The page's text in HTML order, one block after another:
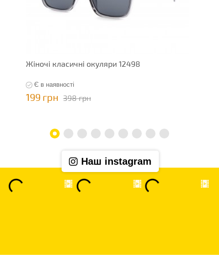
Жіночі класичні окуляри 12498
Є в наявності
199 грн 398 грн
Наш instagram